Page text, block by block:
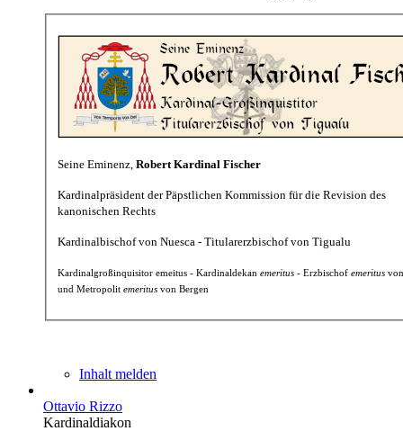
Seine Eminenz, Robert Kardinal Fischer
Kardinalpräsident der Päpstlichen Kommission für die Revision des
kanonischen Rechts
Kardinalbischof von Nuesca - Titularerzbischof von Tigualu
Kardinalgroßinquisitor emeitus - Kardinaldekan emeritus - Erzbischof emeritus
und Metropolit emeritus von Bergen
Inhalt melden
Ottavio Rizzo
Kardinaldiakon